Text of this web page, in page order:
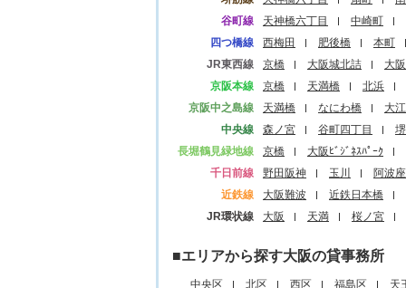
谷町線
天神橋六丁目
中崎町
四つ橋線
西梅田 肥後橋
本町
JR東西線
京橋 大阪城北詰
大
京阪本線
京橋 天満橋
北浜
京阪中之島線
天満橋 なにわ橋
大
中央線
森ノ宮 谷町四丁目
長堀鶴見緑地線
京橋
大阪ﾋﾞｼﾞﾈｽﾊﾟｰｸ
千日前線
野田阪神 玉川
阿波座
近鉄線
大阪難波
近鉄日本橋
JR環状線
大阪 天満 桜ノ宮
■エリアから探す大阪の貸事務所
中央区 北区 西区 福島区 天